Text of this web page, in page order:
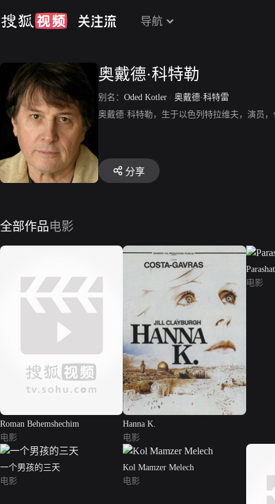
导航
奥戴德·科特勒
别名： Oded Kotler / 奥戴德·科特雷
奥戴德·科特勒，生于以色列特拉维夫，演员，
分享
全部作品电影
Roman Behemshechim
电影
Hanna K.
电影
电影
一个男孩的三天
电影
Kol Mamzer Melech
电影